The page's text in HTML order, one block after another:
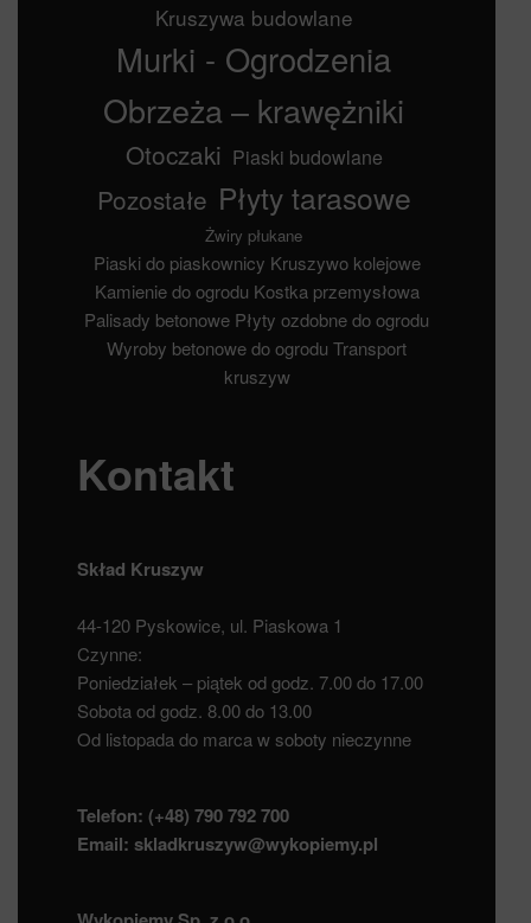
Kruszywa budowlane
Murki - Ogrodzenia
Obrzeża – krawężniki
Otoczaki Piaski budowlane
Pozostałe Płyty tarasowe
Żwiry płukane
Piaski do piaskownicy Kruszywo kolejowe
Kamienie do ogrodu Kostka przemysłowa
Palisady betonowe Płyty ozdobne do ogrodu
Wyroby betonowe do ogrodu Transport
kruszyw
Kontakt
Skład Kruszyw
44-120 Pyskowice, ul. Piaskowa 1
Czynne:
Poniedziałek – piątek od godz. 7.00 do 17.00
Sobota od godz. 8.00 do 13.00
Od listopada do marca w soboty nieczynne
Telefon: (+48) 790 792 700
Email: skladkruszyw@wykopiemy.pl